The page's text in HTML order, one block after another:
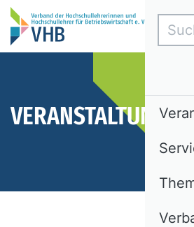
VERANSTALTUNGEN